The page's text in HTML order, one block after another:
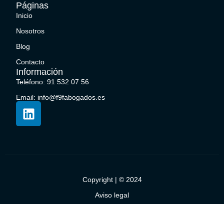
Páginas
Inicio
Nosotros
Blog
Contacto
Información
Teléfono: 91 532 07 56
Email: info@f9fabogados.es
Copyright | © 2024
Aviso legal